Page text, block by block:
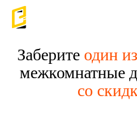
Заберите один
межкомнатные
со